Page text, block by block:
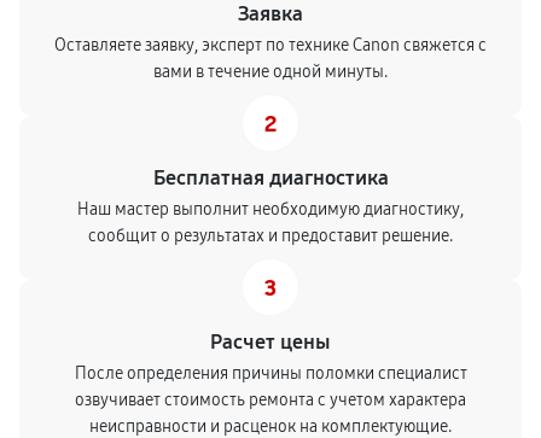
Заявка
Оставляете заявку, эксперт по технике Canon свяжется с
вами в течение одной минуты.
2
Бесплатная диагностика
Наш мастер выполнит необходимую диагностику,
сообщит о результатах и предоставит решение.
3
Расчет цены
После определения причины поломки специалист
озвучивает стоимость ремонта с учетом характера
неисправности и расценок на комплектующие.